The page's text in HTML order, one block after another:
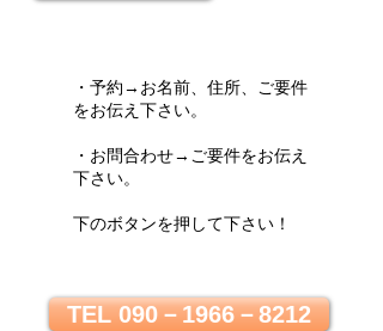
・予約→お名前、住所、ご要件
をお伝え下さい。
・お問合わせ→ご要件をお伝え
下さい。
下のボタンを押して下さい！
TEL 090－1966－8212